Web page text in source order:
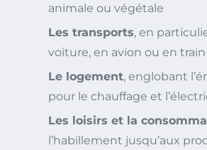
animale ou végétale
Les transports, en
voiture, en avion ou en train
Le logement, englobant
pour le chauffage et
Les loisirs et la
l’habillement jusqu’aux